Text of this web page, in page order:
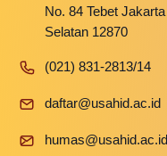
No. 84 Tebet Jakarta
Selatan 12870
(021) 831-2813/14
daftar@usahid.ac.id
humas@usahid.ac.id